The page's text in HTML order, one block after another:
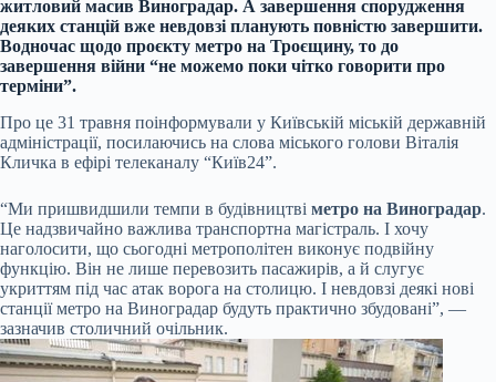
житловий масив Виноградар. А завершення спорудження
деяких станцій вже невдовзі планують повністю завершити.
Водночас щодо проєкту метро на Троєщину, то до
завершення війни “не можемо поки чітко говорити про
терміни”.
Про це 31 травня поінформували у Київській міській державній
адміністрації, посилаючись на слова міського голови Віталія
Кличка в ефірі телеканалу “Київ24”.
“Ми пришвидшили темпи в будівництві метро на Виноградар.
Це надзвичайно важлива транспортна магістраль. І хочу
наголосити, що сьогодні метрополітен виконує подвійну
функцію. Він не лише перевозить пасажирів, а й слугує
укриттям під час атак ворога на столицю. І невдовзі деякі нові
станції метро на Виноградар будуть практично збудовані”, —
зазначив столичний очільник.